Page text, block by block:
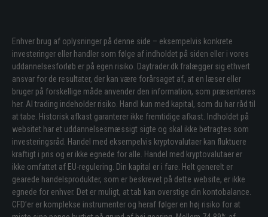
Enhver brug af oplysninger på denne side – eksempelvis konkrete
investeringer eller handler som følge af indholdet på siden eller i vores
uddannelsesforløb er på egen risiko. Daytrader.dk fralægger sig ethvert
ansvar for de resultater, der kan være forårsaget af, at en læser eller
bruger på forskellige måde anvender den information, som præsenteres
her. Al trading indeholder risiko. Handl kun med kapital, som du har råd til
at tabe. Historisk afkast garanterer ikke fremtidige afkast. Indholdet på
websitet har et uddannelsesmæssigt sigte og skal ikke betragtes som
investeringsråd. Handel med eksempelvis kryptovalutaer kan fluktuere
kraftigt i pris og er ikke egnede for alle. Handel med kryptovalutaer er
ikke omfattet af EU-regulering. Din kapital er i fare. Helt generelt er
gearede handelsprodukter, som er beskrevet på dette website, er ikke
egnede for enhver. Det er muligt, at tab kan overstige din kontobalance.
CFD’er er komplekse instrumenter og heraf følger en høj risiko for at